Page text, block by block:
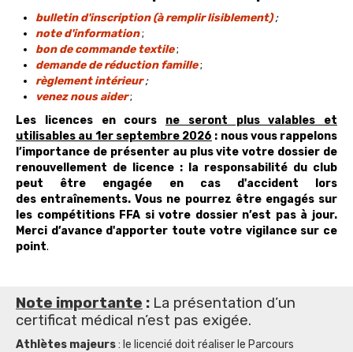
bulletin d'inscription (à remplir lisiblement) ;
note d'information;
bon de commande textile;
demande de réduction famille;
règlement intérieur ;
venez nous aider;
Les licences en cours ne seront plus valables et
utilisables au 1er septembre 2026 : nous vous rappelons
l’importance de présenter au plus vite votre dossier de
renouvellement de licence : la responsabilité du club
peut être engagée en cas d'accident lors
des entraînements. Vous ne pourrez être engagés sur
les compétitions FFA si votre dossier n’est pas à jour.
Merci d’avance d'apporter toute votre vigilance sur ce
point.
Note importante : La présentation d’un
certificat médical n’est pas exigée.
Athlètes majeurs: le licencié doit réaliser le Parcours